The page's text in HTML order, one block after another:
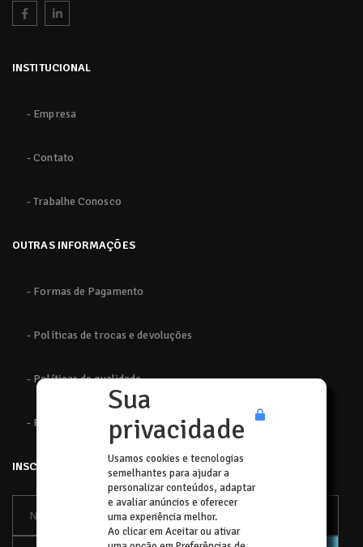
INSTITUCIONAL
- Empresa
- Contato
- Trabalhe Conosco
OUTRAS INFORMAÇÕES
- Formas de Pagamento
- Políticas de trocas e devoluções
- Políticas de qualidade
- Políticas de privacidade
INSCREVA-SE
Sua
privacidade
Usamos cookies e tecnologias
semelhantes para ajudar a
personalizar conteúdos, adaptar
e avaliar anúncios e oferecer
uma experiência melhor.
Ao clicar em Aceitar ou ativar